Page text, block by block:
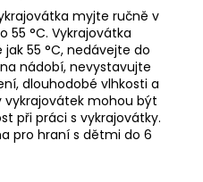
myjte ručně v
55 °C. Vykrajovátka
55 °C, nedávejte do
nádobí, nevystavujte
dlouhodobé vlhkosti a
vykrajovátek mohou být
při práci s vykrajovátky.
pro hraní s dětmi do 6